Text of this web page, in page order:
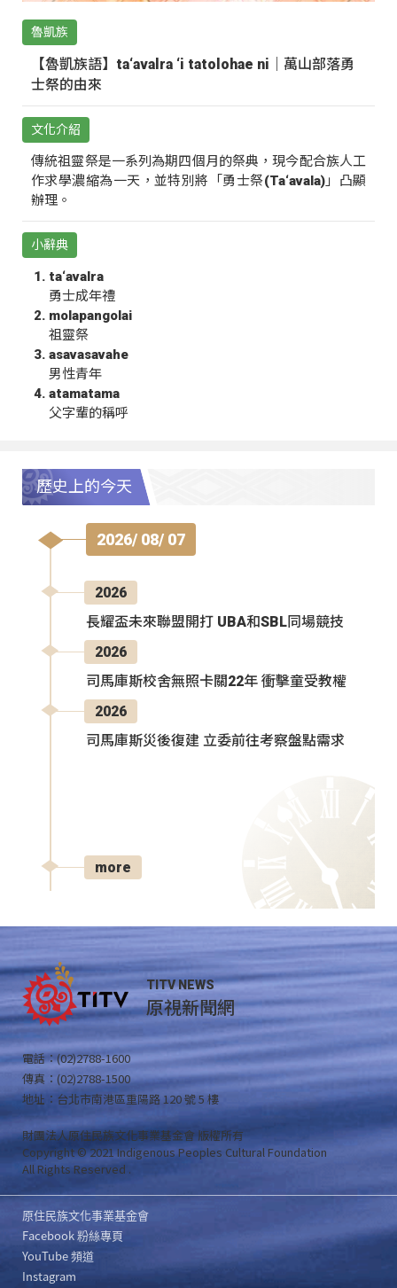
魯凱族
【魯凱族語】ta‘avalra ‘i tatolohae ni｜萬山部落勇
士祭的由來
文化介紹
傳統祖靈祭是一系列為期四個月的祭典，現今配合族人工
作求學濃縮為一天，並特別將「勇士祭(Ta‘avala)」凸顯
辦理。
小辭典
ta‘avalra
勇士成年禮
molapangolai
祖靈祭
asavasavahe
男性青年
atamatama
父字輩的稱呼
歷史上的今天
2026/ 08/ 07
2026
長耀盃未來聯盟開打 UBA和SBL同場競技
2026
司馬庫斯校舍無照卡關22年 衝擊童受教權
2026
司馬庫斯災後復建 立委前往考察盤點需求
more
TITV NEWS
原視新聞網
電話：(02)2788-1600
傳真：(02)2788-1500
地址：台北市南港區重陽路 120 號 5 樓
財團法人原住民族文化事業基金會 版權所有
Copyright © 2021 Indigenous Peoples Cultural Foundation
All Rights Reserved .
原住民族文化事業基金會
Facebook 粉絲專頁
YouTube 頻道
Instagram